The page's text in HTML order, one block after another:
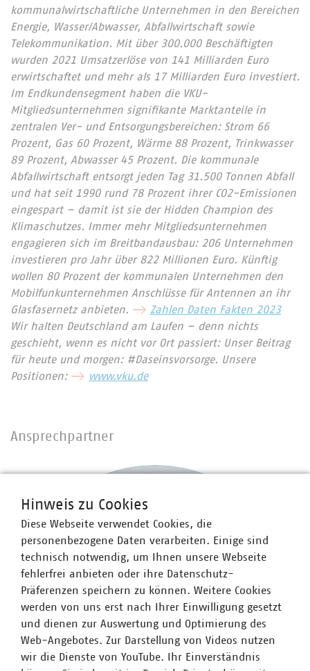
kommunalwirtschaftliche Unternehmen in den Bereichen
Energie, Wasser/Abwasser, Abfallwirtschaft sowie
Telekommunikation. Mit über 300.000 Beschäftigten
wurden 2021 Umsatzerlöse von 141 Milliarden Euro
erwirtschaftet und mehr als 17 Milliarden Euro investiert.
Im Endkundensegment haben die VKU-
Mitgliedsunternehmen signifikante Marktanteile in
zentralen Ver- und Entsorgungsbereichen: Strom 66
Prozent, Gas 60 Prozent, Wärme 88 Prozent, Trinkwasser
89 Prozent, Abwasser 45 Prozent. Die kommunale
Abfallwirtschaft entsorgt jeden Tag 31.500 Tonnen Abfall
und hat seit 1990 rund 78 Prozent ihrer CO2-Emissionen
eingespart – damit ist sie der Hidden Champion des
Klimaschutzes. Immer mehr Mitgliedsunternehmen
engagieren sich im Breitbandausbau: 206 Unternehmen
investieren pro Jahr über 822 Millionen Euro. Künftig
wollen 80 Prozent der kommunalen Unternehmen den
Mobilfunkunternehmen Anschlüsse für Antennen an ihr
Glasfasernetz anbieten.
Zahlen Daten Fakten 2023
Wir halten Deutschland am Laufen – denn nichts
geschieht, wenn es nicht vor Ort passiert: Unser Beitrag
für heute und morgen: #Daseinsvorsorge. Unsere
Positionen:
www.vku.de
Ansprechpartner
Hinweis zu Cookies
Diese Webseite verwendet Cookies, die
personenbezogene Daten verarbeiten. Einige sind
technisch notwendig, um Ihnen unsere Webseite
fehlerfrei anbieten oder ihre Datenschutz-
Präferenzen speichern zu können. Weitere Cookies
werden von uns erst nach Ihrer Einwilligung gesetzt
und dienen zur Auswertung und Optimierung des
Web-Angebotes. Zur Darstellung von Videos nutzen
wir die Dienste von YouTube. Ihr Einverständnis